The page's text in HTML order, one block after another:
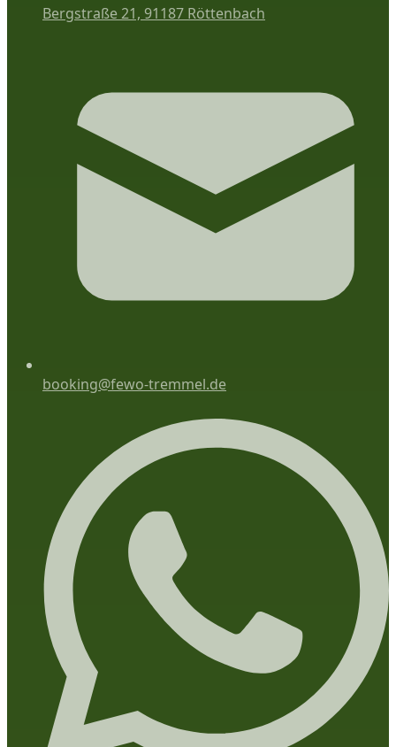
Bergstraße 21, 91187 Röttenbach
booking@fewo-tremmel.de